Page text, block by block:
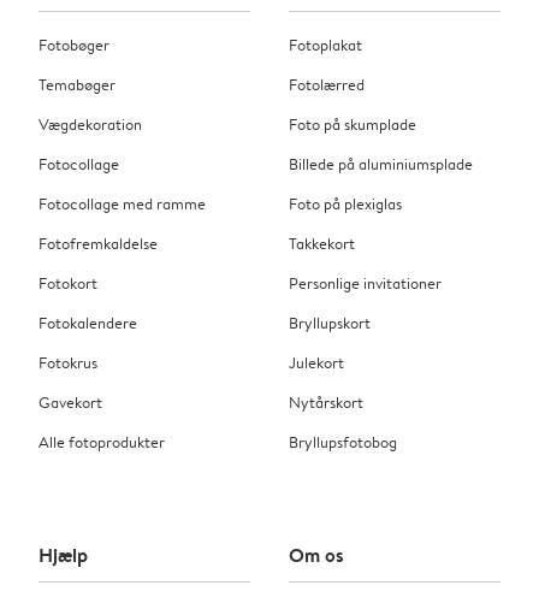
Fotobøger
Temabøger
Vægdekoration
Fotocollage
Fotocollage med ramme
Fotofremkaldelse
Fotokort
Fotokalendere
Fotokrus
Gavekort
Alle fotoprodukter
Fotoplakat
Fotolærred
Foto på skumplade
Billede på aluminiumsplade
Foto på plexiglas
Takkekort
Personlige invitationer
Bryllupskort
Julekort
Nytårskort
Bryllupsfotobog
Hjælp Om os